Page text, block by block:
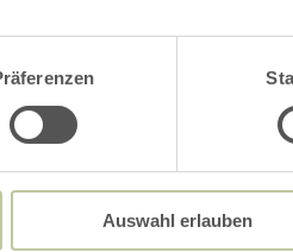
Auswahl erlauben